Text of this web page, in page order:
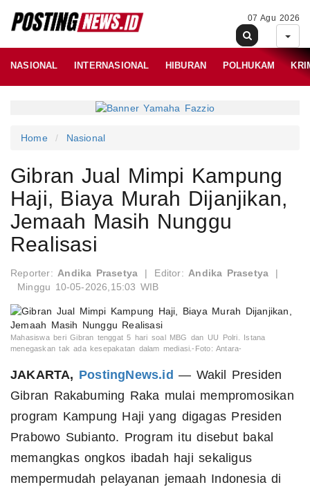
07 Agu 2026
NASIONAL INTERNASIONAL HIBURAN POLHUKAM
Home Nasional
Gibran Jual Mimpi Kampung
Haji, Biaya Murah Dijanjikan,
Jemaah Masih Nunggu
Realisasi
Reporter:Andika Prasetya | Editor:Andika Prasetya
|
Minggu 10-05-2026,15:03 WIB
Mahasiswa beri Gibran tenggat 5 hari soal MBG dan UU Polri. Istana
menegaskan tak ada kesepakatan dalam mediasi.-Foto: Antara-
JAKARTA, PostingNews.id — Wakil Presiden
Gibran Rakabuming Raka mulai mempromosikan
program Kampung Haji yang digagas Presiden
Prabowo Subianto. Program itu disebut bakal
memangkas ongkos ibadah haji sekaligus
mempermudah pelayanan jemaah Indonesia di